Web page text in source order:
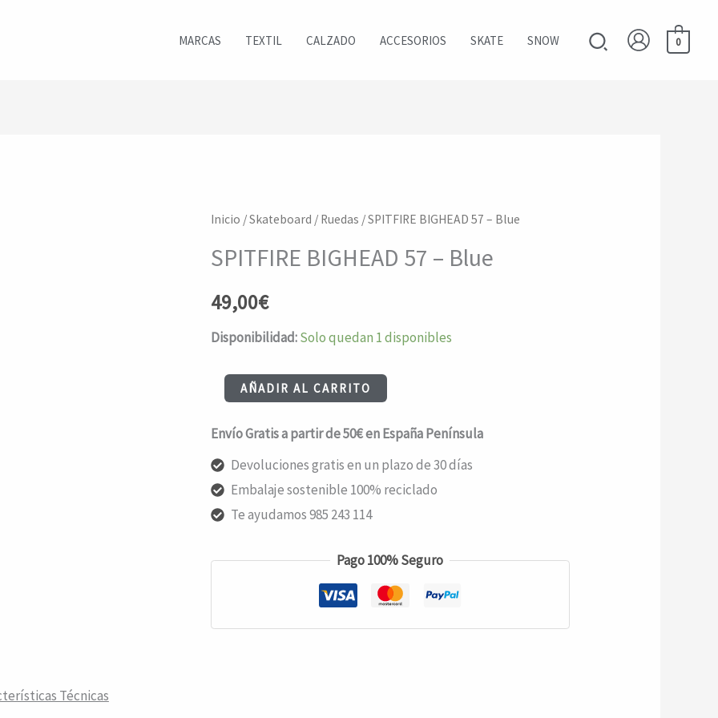
MARCAS TEXTIL CALZADO ACCESORIOS SKATE SNOW Buscar 0
Inicio /Skateboard / Ruedas / SPITFIRE BIGHEAD 57 – Blue
SPITFIRE BIGHEAD 57 – Blue
49,00€
Disponibilidad:Solo quedan 1 disponibles
SPITFIRE
57
-
Blue
cantidad
AÑADIR AL CARRITO
Envío Gratis a partir de 50€ en España Península
Devoluciones gratis en un plazo de 30 días
Embalaje sostenible 100% reciclado
Te ayudamos 985 243 114
Pago 100% Seguro
Técnicas